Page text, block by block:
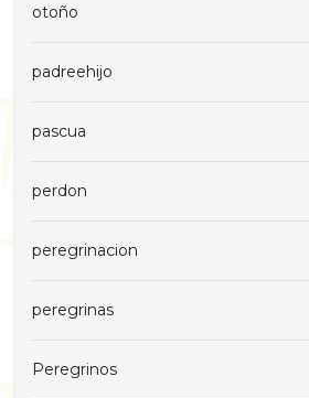
otoño
padreehijo
pascua
perdon
peregrinacion
peregrinas
Peregrinos